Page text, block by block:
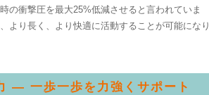
の衝撃圧を最大25%低減させると言われていま
より長く、より快適に活動することが可能になり
— 一歩一歩を力強くサポート